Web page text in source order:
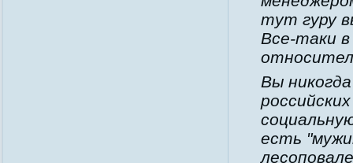
тут гуру
Все-таки
Вы
есть